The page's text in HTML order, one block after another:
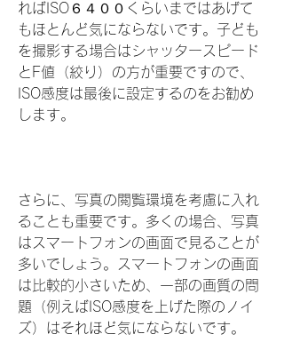
ればISO６４００くらいまではあげて
もほとんど気にならないです。子ども
を撮影する場合はシャッタースピード
とF値（絞り）の方が重要ですので、
ISO感度は最後に設定するのをお勧め
します。
さらに、写真の閲覧環境を考慮に入れ
ることも重要です。多くの場合、写真
はスマートフォンの画面で見ることが
多いでしょう。スマートフォンの画面
は比較的小さいため、一部の画質の問
題（例えばISO感度を上げた際のノイ
ズ）はそれほど気にならないです。